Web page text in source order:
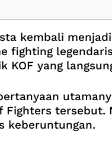
kembali
fighting
KOF yang
Fighters
keberuntungan.